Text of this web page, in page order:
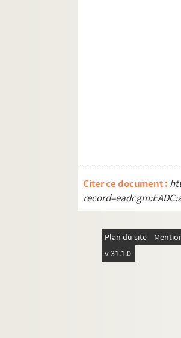
France-
Citer ce document :
Plan du site
v 31.1.0